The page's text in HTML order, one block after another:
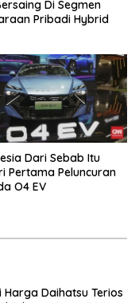
Di Segmen
Pribadi Hybrid
Dari Sebab Itu
Pertama Peluncuran
O4 EV
Harga Daihatsu Terios